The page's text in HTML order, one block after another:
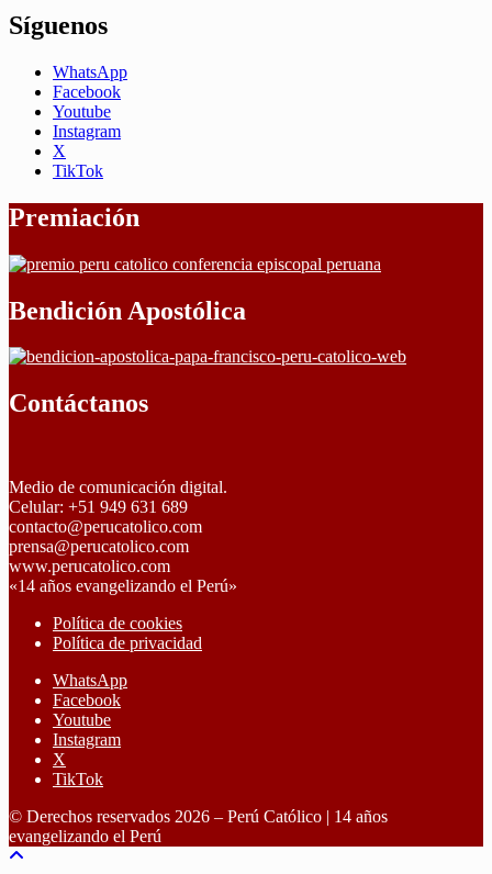
Síguenos
WhatsApp
Facebook
Youtube
Instagram
X
TikTok
Premiación
Bendición Apostólica
Contáctanos
Medio de comunicación digital.
Celular: +51 949 631 689
contacto@perucatolico.com
prensa@perucatolico.com
www.perucatolico.com
«14 años evangelizando el Perú»
Política de cookies
Política de privacidad
WhatsApp
Facebook
Youtube
Instagram
X
TikTok
© Derechos reservados 2026 – Perú Católico | 14 años
evangelizando el Perú